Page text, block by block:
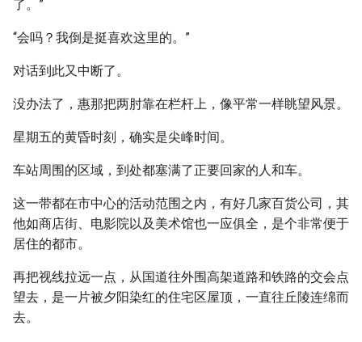
了。”
“会吗？我倒是挺喜欢这里的。”
对话到此又中断了。
没办法了，惠那把两肘靠在栏杆上，像平常一样眺望风景。
星期五的黄昏时刻，确实是尖峰时间。
车站周围的区域，到处都塞满了正要回家的人和车。
这一带都在市中心的活动范围之内，有好几家百货公司，其
他如商店街、电影院以及美术馆也一应俱全，是个非常便于
居住的都市。
再把视线拉远一点，从国道往外围高架道路和铁路的交会点
望去，是一片被夕阳染红的住宅区屋顶，一直往丘陵连绵而
去。